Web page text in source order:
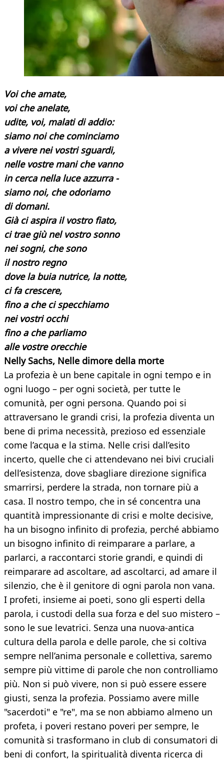
Voi che amate,
voi che anelate,
udite, voi, malati di addio:
siamo noi che cominciamo
a vivere nei vostri sguardi,
nelle vostre mani che vanno
in cerca nella luce azzurra -
siamo noi, che odoriamo
di domani.
Già ci aspira il vostro fiato,
ci trae giù nel vostro sonno
nei sogni, che sono
il nostro regno
dove la buia nutrice, la notte,
ci fa crescere,
fino a che ci specchiamo
nei vostri occhi
fino a che parliamo
alle vostre orecchie
Nelly Sachs, Nelle dimore della morte
La profezia è un bene capitale in ogni tempo e in
ogni luogo – per ogni società, per tutte le
comunità, per ogni persona. Quando poi si
attraversano le grandi crisi, la profezia diventa un
bene di prima necessità, prezioso ed essenziale
come l’acqua e la stima. Nelle crisi dall’esito
incerto, quelle che ci attendevano nei bivi cruciali
dell’esistenza, dove sbagliare direzione significa
smarrirsi, perdere la strada, non tornare più a
casa. Il nostro tempo, che in sé concentra una
quantità impressionante di crisi e molte decisive,
ha un bisogno infinito di profezia, perché abbiamo
un bisogno infinito di reimparare a parlare, a
parlarci, a raccontarci storie grandi, e quindi di
reimparare ad ascoltare, ad ascoltarci, ad amare il
silenzio, che è il genitore di ogni parola non vana.
I profeti, insieme ai poeti, sono gli esperti della
parola, i custodi della sua forza e del suo mistero –
sono le sue levatrici. Senza una nuova-antica
cultura della parola e delle parole, che si coltiva
sempre nell’anima personale e collettiva, saremo
sempre più vittime di parole che non controlliamo
più. Non si può vivere, non si può essere essere
giusti, senza la profezia. Possiamo avere mille
"sacerdoti" e "re", ma se non abbiamo almeno un
profeta, i poveri restano poveri per sempre, le
comunità si trasformano in club di consumatori di
beni di confort, la spiritualità diventa ricerca di